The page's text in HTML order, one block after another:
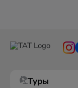
Туры